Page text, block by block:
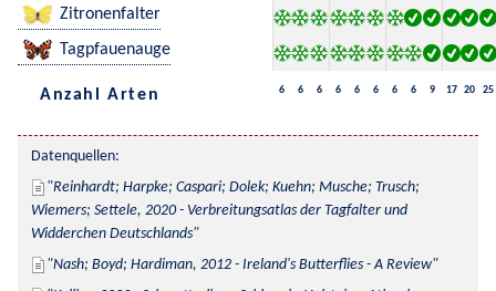
Zitronenfalter
Tagpfauenauge
Anzahl Arten 6 6 6 6 6 6 6 6 9 17 20 25
Datenquellen:
Reinhardt; Harpke; Caspari; Dolek; Kuehn; Musche; Trusch;
Wiemers; Settele, 2020 - Verbreitungsatlas der Tagfalter und
Widderchen Deutschlands
Nash; Boyd; Hardiman, 2012 - Ireland's Butterflies - A Review